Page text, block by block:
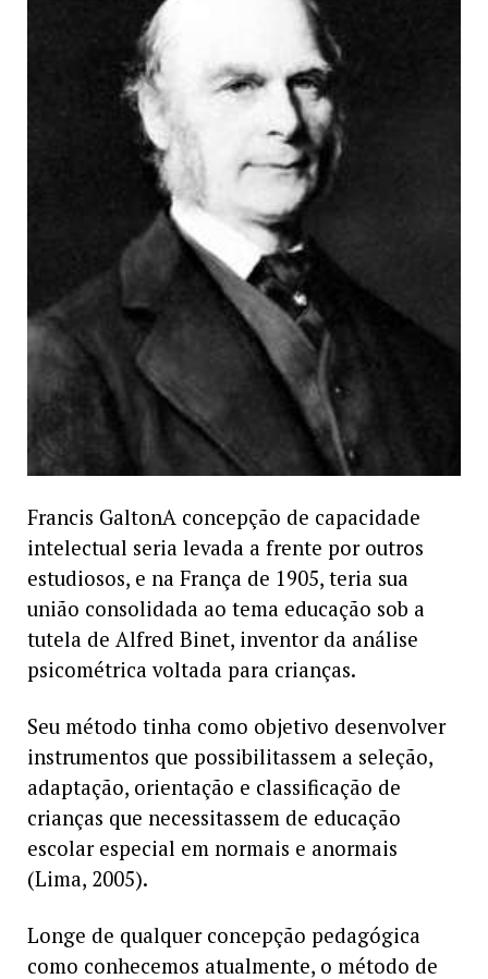
Francis GaltonA concepção de capacidade
intelectual seria levada a frente por outros
estudiosos, e na França de 1905, teria sua
união consolidada ao tema educação sob a
tutela de Alfred Binet, inventor da análise
psicométrica voltada para crianças.
Seu método tinha como objetivo desenvolver
instrumentos que possibilitassem a seleção,
adaptação, orientação e classificação de
crianças que necessitassem de educação
escolar especial em normais e anormais
(Lima, 2005).
Longe de qualquer concepção pedagógica
como conhecemos atualmente, o método de